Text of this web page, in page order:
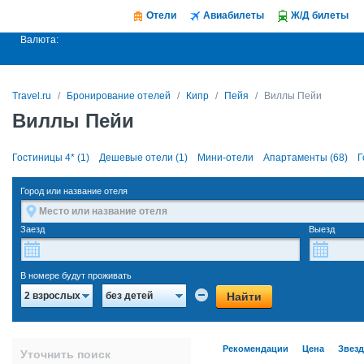
Отели Авиабилеты Ж/Д билеты
Валюта:
Travel.ru Бронирование отелей Кипр Пейя Виллы Пейи
Виллы Пейи
Гостиницы 4* (1) Дешевые отели (1) Мини-отели Апартаменты (68)
Город или название отеля
Заезд Выезд
В номере будут проживать
2 взрослых без детей Найти
Уточнить поиск Рекомендации Цена